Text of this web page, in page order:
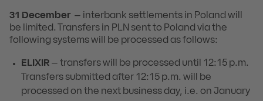
31 December – interbank settlements in Poland will
be limited. Transfers in PLN sent to Poland via the
following systems will be processed as follows:
ELIXIR – transfers will be processed until 12:15 p.m.
Transfers submitted after 12:15 p.m. will be
processed on the next business day, i.e. on January